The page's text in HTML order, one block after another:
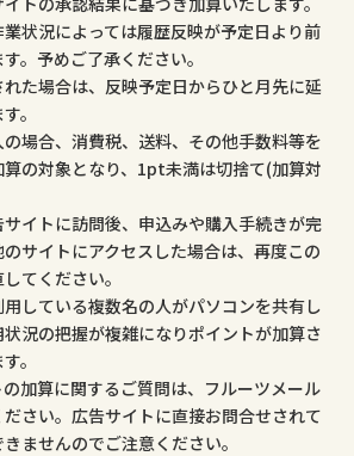
状況によっては履歴反映が予定日より前
。予めご了承ください。
た場合は、反映予定日からひと月先に延
。
場合、消費税、送料、その他手数料等を
の対象となり、1pt未満は切捨て(加算対
イトに訪問後、申込みや購入手続きが完
サイトにアクセスした場合は、再度この
てください。
している複数名の人がパソコンを共有し
況の把握が複雑になりポイントが加算さ
。
加算に関するご質問は、フルーツメール
さい。広告サイトに直接お問合せされて
ませんのでご注意ください。